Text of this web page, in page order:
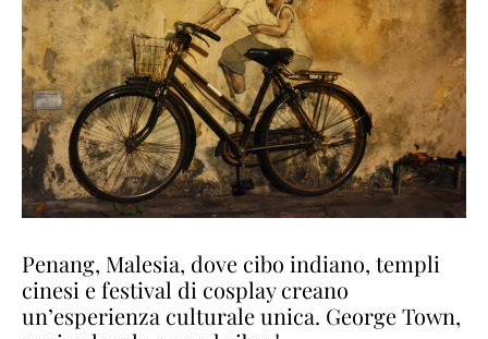
Penang, Malesia, dove cibo indiano, templi
cinesi e festival di cosplay creano
un’esperienza culturale unica. George Town,